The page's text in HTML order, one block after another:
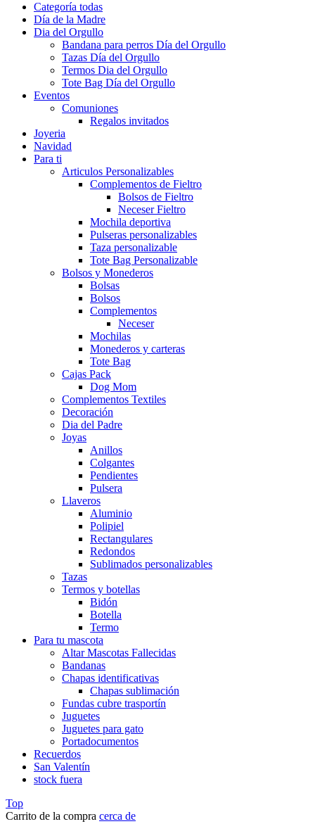
Categoría todas
Día de la Madre
Dia del Orgullo
Bandana para perros Día del Orgullo
Tazas Día del Orgullo
Termos Dia del Orgullo
Tote Bag Día del Orgullo
Eventos
Comuniones
Regalos invitados
Joyeria
Navidad
Para ti
Articulos Personalizables
Complementos de Fieltro
Bolsos de Fieltro
Neceser Fieltro
Mochila deportiva
Pulseras personalizables
Taza personalizable
Tote Bag Personalizable
Bolsos y Monederos
Bolsas
Bolsos
Complementos
Neceser
Mochilas
Monederos y carteras
Tote Bag
Cajas Pack
Dog Mom
Complementos Textiles
Decoración
Dia del Padre
Joyas
Anillos
Colgantes
Pendientes
Pulsera
Llaveros
Aluminio
Polipiel
Rectangulares
Redondos
Sublimados personalizables
Tazas
Termos y botellas
Bidón
Botella
Termo
Para tu mascota
Altar Mascotas Fallecidas
Bandanas
Chapas identificativas
Chapas sublimación
Fundas cubre trasportín
Juguetes
Juguetes para gato
Portadocumentos
Recuerdos
San Valentín
stock fuera
Top
Carrito de la compra cerca de